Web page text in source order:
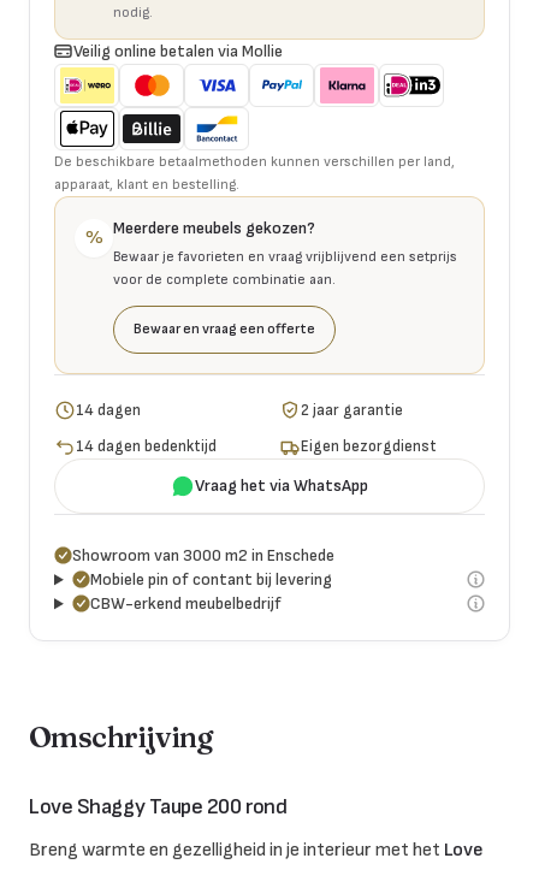
nodig.
Veilig online betalen via Mollie
De beschikbare betaalmethoden kunnen verschillen per land,
apparaat, klant en bestelling.
% Meerdere meubels gekozen?
Bewaar je favorieten en vraag vrijblijvend een setprijs
voor de complete combinatie aan.
Bewaar en vraag een offerte
14 dagen
2 jaar garantie
14 dagen bedenktijd
Eigen bezorgdienst
Vraag het via WhatsApp
Showroom van 3000 m2 in Enschede
Mobiele pin of contant bij levering
CBW-erkend meubelbedrijf
Omschrijving
Love Shaggy Taupe 200 rond
Breng warmte en gezelligheid in je interieur met het Love